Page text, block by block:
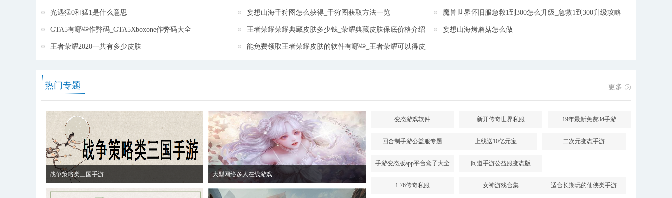
光遇猛0和猛1是什么意思 妄想山海千狩图怎么获得_千狩图获取方法一览 魔兽世界怀旧服急救1到300怎么升级_急救1到300升级攻略
GTA5有哪些作弊码_GTA5Xboxone作弊码大全 王者荣耀荣耀典藏皮肤多少钱_荣耀典藏皮肤保底价格介绍 妄想山海烤蘑菇怎么做
王者荣耀2020一共有多少皮肤 能免费领取王者荣耀皮肤的软件有哪些_王者荣耀可以得皮肤的软件
热门专题 更多
战争策略类三国手游 大型网络多人在线游戏
变态游戏软件 新开传奇世界私服 19年最新免费3d手游
回合制手游公益服专题 上线送10亿元宝 二次元变态手游
手游变态版app平台盒子大全 问道手游公益服变态版
1.76传奇私服 女神游戏合集 适合长期玩的仙侠类手游